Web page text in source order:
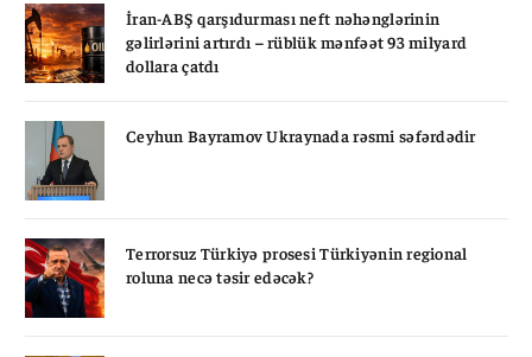
İran-ABŞ qarşıdurması neft nəhənglərinin
gəlirlərini artırdı – rüblük mənfəət 93 milyard
dollara çatdı
Ceyhun Bayramov Ukraynada rəsmi səfərdədir
Terrorsuz Türkiyə prosesi Türkiyənin regional
roluna necə təsir edəcək?